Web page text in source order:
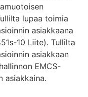
lupaa toimia
asiakkaana
10 Liite). Tullilta
asiakkaan
EMCS-
asiakkaina.